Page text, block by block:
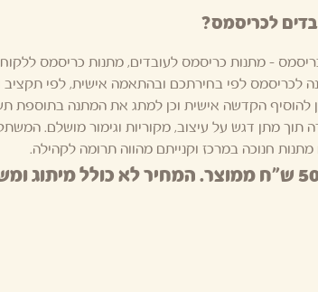
לכריסמס?
– מתנות כריסמס לעובדים, מתנות כריסמס
לכריסמס לפי בחירתכם ובהתאמה אישית, לפי תקציב
להוסיף הקדשה אישית וכן למתג את המתנה בתוספת
תוך מתן דגש על עיצוב, מקוריות וגימור מושלם.
מתנות חנוכה במרכז וקנייתם מהווה תרומה לקהילה.